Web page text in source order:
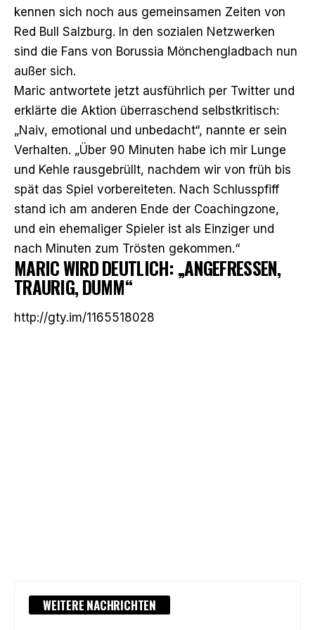
kennen sich noch aus gemeinsamen Zeiten von
Red Bull Salzburg. In den sozialen Netzwerken
sind die Fans von Borussia Mönchengladbach nun
außer sich.
Maric antwortete jetzt ausführlich per Twitter und
erklärte die Aktion überraschend selbstkritisch:
„Naiv, emotional und unbedacht“, nannte er sein
Verhalten. „Über 90 Minuten habe ich mir Lunge
und Kehle rausgebrüllt, nachdem wir von früh bis
spät das Spiel vorbereiteten. Nach Schlusspfiff
stand ich am anderen Ende der Coachingzone,
und ein ehemaliger Spieler ist als Einziger und
nach Minuten zum Trösten gekommen.“
MARIC WIRD DEUTLICH: „ANGEFRESSEN,
TRAURIG, DUMM“
http://gty.im/1165518028
WEITERE NACHRICHTEN